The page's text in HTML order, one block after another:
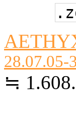
28.07.05-
≒